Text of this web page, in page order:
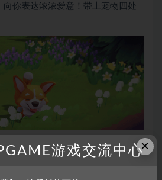
你表达浓浓爱意！带上宠物四处
爱的成员。结识令人难忘的角色，
×
游戏交流中心